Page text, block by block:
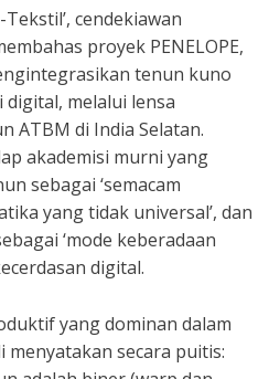
Tekstil’, cendekiawan
proyek PENELOPE,
tenun kuno
melalui lensa
ATBM di India Selatan.
akademisi murni yang
sebagai ‘semacam
yang tidak universal’, dan
‘mode keberadaan
digital.
yang dominan dalam
secara puitis: